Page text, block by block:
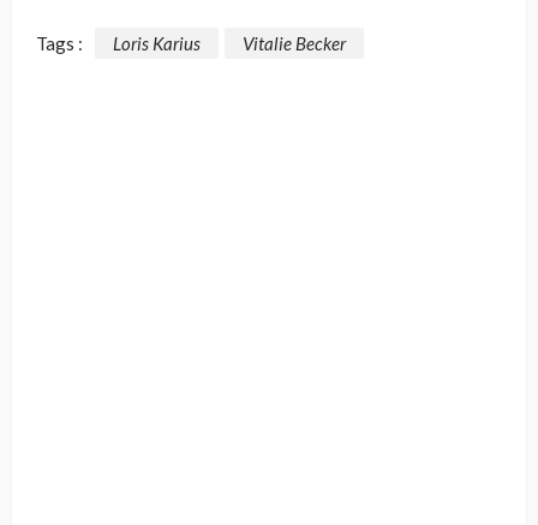
Tags : Loris Karius Vitalie Becker